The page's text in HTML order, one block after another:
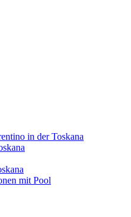
in der Toskana
mit Pool